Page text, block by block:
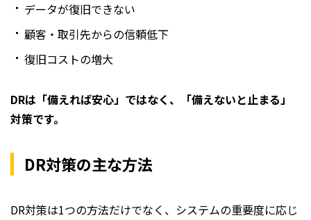
データが復旧できない
顧客・取引先からの信頼低下
復旧コストの増大
DRは「備えれば安心」ではなく、「備えないと止まる」
対策です。
DR対策の主な方法
DR対策は1つの方法だけでなく、システムの重要度に応じ